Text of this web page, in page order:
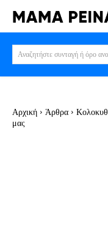
Αναζητήστε συνταγή ή όρο
Αρχική Άρθρα
μας